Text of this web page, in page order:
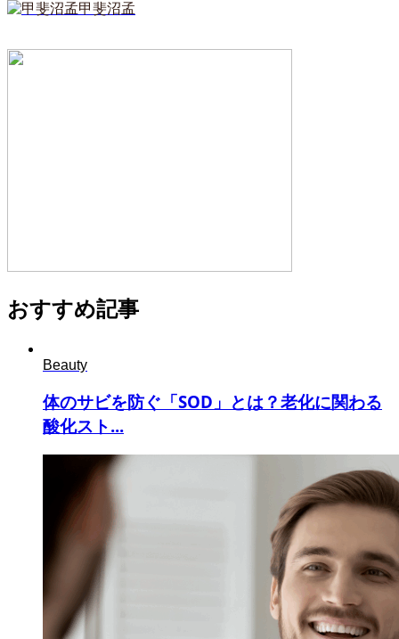
甲斐沼孟
おすすめ記事
Beauty
体のサビを防ぐ「SOD」とは？老化に関わる
酸化スト...